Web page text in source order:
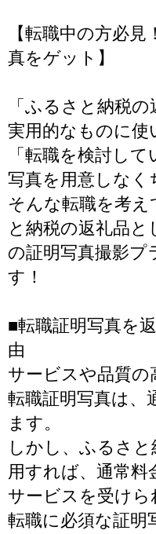
【転職中の方必
真をゲット】
「ふるさと納税
実用的なものに使
「転職を検討し
写真を用意しなく
そんな転職を考
と納税の返礼品と
の証明写真撮影
す！
■転職証明写真を
由
サービスや品質
転職証明写真は、
ます。
しかし、ふるさと
用すれば、通常
サービスを受けら
転職に必須な証明